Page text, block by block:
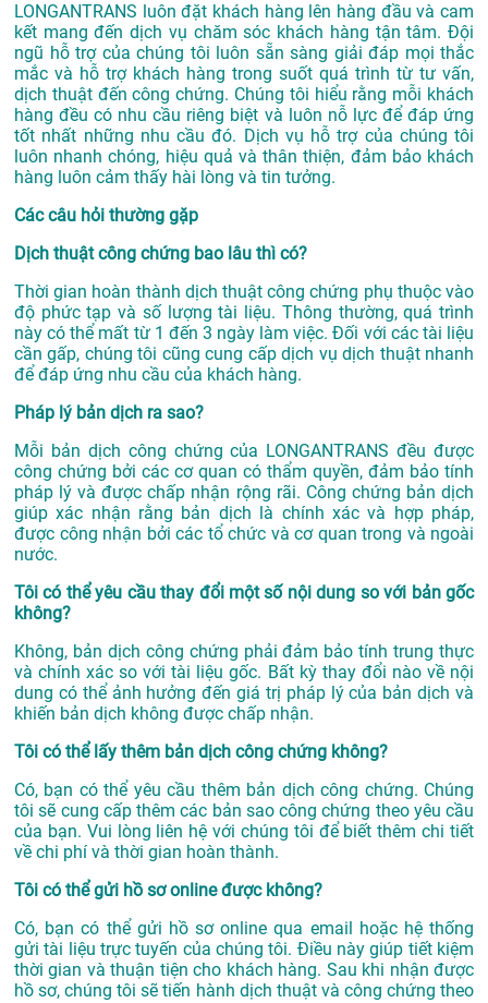
LONGANTRANS luôn đặt khách hàng lên hàng đầu và cam
kết mang đến dịch vụ chăm sóc khách hàng tận tâm. Đội
ngũ hỗ trợ của chúng tôi luôn sẵn sàng giải đáp mọi thắc
mắc và hỗ trợ khách hàng trong suốt quá trình từ tư vấn,
dịch thuật đến công chứng. Chúng tôi hiểu rằng mỗi khách
hàng đều có nhu cầu riêng biệt và luôn nỗ lực để đáp ứng
tốt nhất những nhu cầu đó. Dịch vụ hỗ trợ của chúng tôi
luôn nhanh chóng, hiệu quả và thân thiện, đảm bảo khách
hàng luôn cảm thấy hài lòng và tin tưởng.
Các câu hỏi thường gặp
Dịch thuật công chứng bao lâu thì có?
Thời gian hoàn thành dịch thuật công chứng phụ thuộc vào
độ phức tạp và số lượng tài liệu. Thông thường, quá trình
này có thể mất từ 1 đến 3 ngày làm việc. Đối với các tài liệu
cần gấp, chúng tôi cũng cung cấp dịch vụ dịch thuật nhanh
để đáp ứng nhu cầu của khách hàng.
Pháp lý bản dịch ra sao?
Mỗi bản dịch công chứng của LONGANTRANS đều được
công chứng bởi các cơ quan có thẩm quyền, đảm bảo tính
pháp lý và được chấp nhận rộng rãi. Công chứng bản dịch
giúp xác nhận rằng bản dịch là chính xác và hợp pháp,
được công nhận bởi các tổ chức và cơ quan trong và ngoài
nước.
Tôi có thể yêu cầu thay đổi một số nội dung so với bản gốc
không?
Không, bản dịch công chứng phải đảm bảo tính trung thực
và chính xác so với tài liệu gốc. Bất kỳ thay đổi nào về nội
dung có thể ảnh hưởng đến giá trị pháp lý của bản dịch và
khiến bản dịch không được chấp nhận.
Tôi có thể lấy thêm bản dịch công chứng không?
Có, bạn có thể yêu cầu thêm bản dịch công chứng. Chúng
tôi sẽ cung cấp thêm các bản sao công chứng theo yêu cầu
của bạn. Vui lòng liên hệ với chúng tôi để biết thêm chi tiết
về chi phí và thời gian hoàn thành.
Tôi có thể gửi hồ sơ online được không?
Có, bạn có thể gửi hồ sơ online qua email hoặc hệ thống
gửi tài liệu trực tuyến của chúng tôi. Điều này giúp tiết kiệm
thời gian và thuận tiện cho khách hàng. Sau khi nhận được
hồ sơ, chúng tôi sẽ tiến hành dịch thuật và công chứng theo